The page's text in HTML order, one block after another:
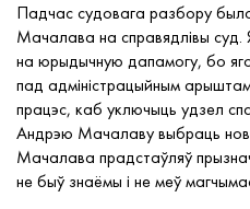
Падчас судовага разбору
Мачалава на справядлівы суд.
на юрыдычную дапамогу, бо
пад адміністрацыйным
працэс, каб уключыць удзел
Андрэю Мачалаву выбраць
Мачалава прадстаўляў
не быў знаёмы і не меў